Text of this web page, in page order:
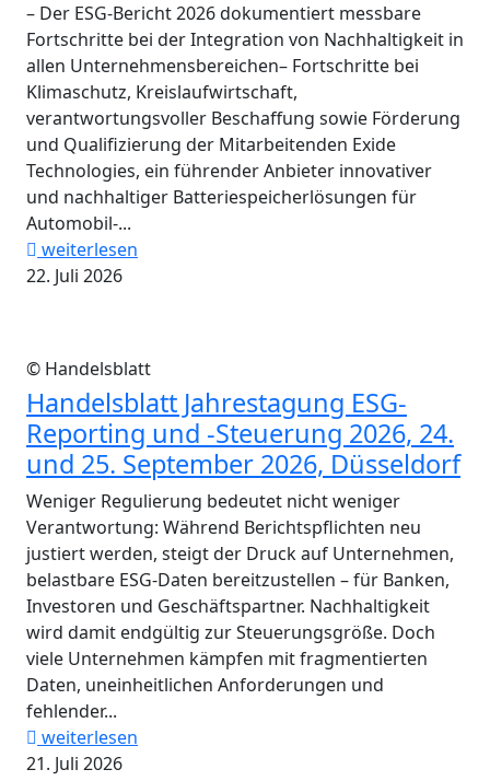
– Der ESG-Bericht 2026 dokumentiert messbare
Fortschritte bei der Integration von Nachhaltigkeit in
allen Unternehmensbereichen– Fortschritte bei
Klimaschutz, Kreislaufwirtschaft,
verantwortungsvoller Beschaffung sowie Förderung
und Qualifizierung der Mitarbeitenden Exide
Technologies, ein führender Anbieter innovativer
und nachhaltiger Batteriespeicherlösungen für
Automobil-...
weiterlesen
22. Juli 2026
© Handelsblatt
Handelsblatt Jahrestagung ESG-
Reporting und -Steuerung 2026, 24.
und 25. September 2026, Düsseldorf
Weniger Regulierung bedeutet nicht weniger
Verantwortung: Während Berichtspflichten neu
justiert werden, steigt der Druck auf Unternehmen,
belastbare ESG-Daten bereitzustellen – für Banken,
Investoren und Geschäftspartner. Nachhaltigkeit
wird damit endgültig zur Steuerungsgröße. Doch
viele Unternehmen kämpfen mit fragmentierten
Daten, uneinheitlichen Anforderungen und
fehlender...
weiterlesen
21. Juli 2026